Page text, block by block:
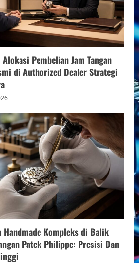
Pembelian Jam Tangan
di Authorized Dealer Strategi
Handmade Kompleks di Balik
Patek Philippe: Presisi Dan